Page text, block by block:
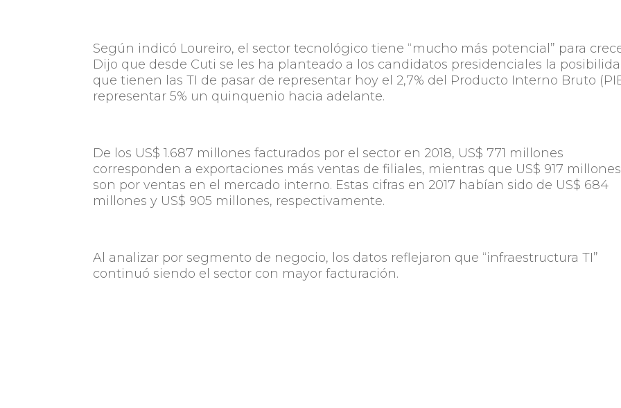
Según indicó Loureiro, el sector tecnológico tiene “mucho más potencial” para
Dijo que desde Cuti se les ha planteado a los candidatos presidenciales la
que tienen las TI de pasar de representar hoy el 2,7% del Producto Interno Bruto
representar 5% un quinquenio hacia adelante.
De los US$ 1.687 millones facturados por el sector en 2018, US$ 771 millones
corresponden a exportaciones más ventas de filiales, mientras que US$ 917 millones
son por ventas en el mercado interno. Estas cifras en 2017 habían sido de US$ 684
millones y US$ 905 millones, respectivamente.
Al analizar por segmento de negocio, los datos reflejaron que “infraestructura TI”
continuó siendo el sector con mayor facturación.